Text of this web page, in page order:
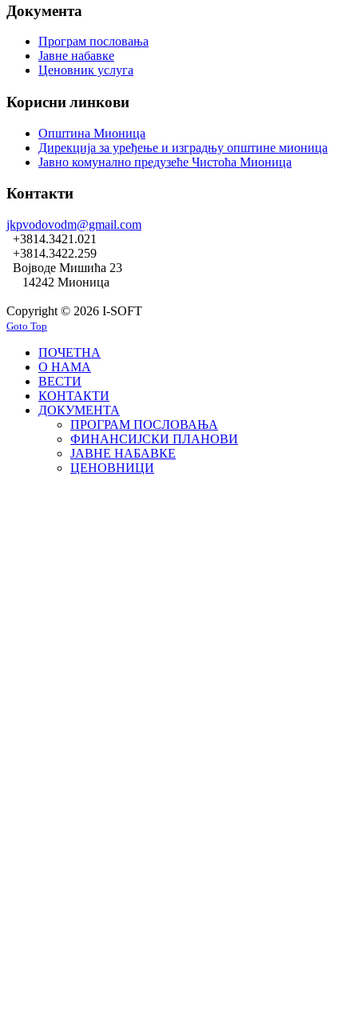
Документа
Програм пословања
Јавне набавке
Ценовник услуга
Корисни линкови
Општина Мионица
Дирекција за уређење и изградњу општине мионица
Јавно комунално предузеће Чистоћа Мионица
Контакти
jkpvodovodm@gmail.com
+3814.3421.021
+3814.3422.259
Војводе Мишића 23
14242 Мионица
Copyright © 2026 I-SOFT
Goto Top
ПОЧЕТНА
О НАМА
ВЕСТИ
КОНТАКТИ
ДОКУМЕНТА
ПРОГРАМ ПОСЛОВАЊА
ФИНАНСИЈСКИ ПЛАНОВИ
ЈАВНЕ НАБАВКЕ
ЦЕНОВНИЦИ